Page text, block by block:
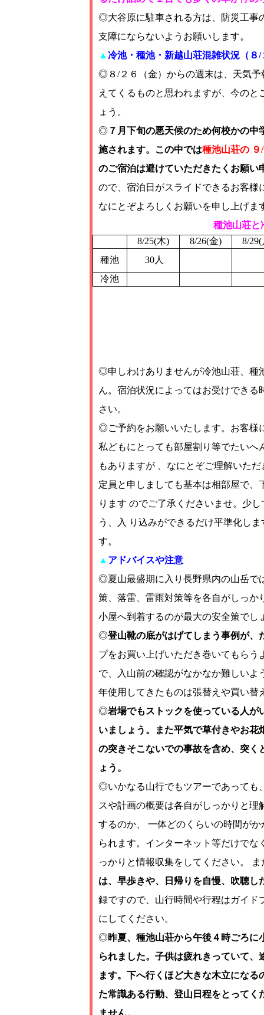
◎大谷原に駐車される方は、防災工事
支障にならないようお願いします。
▲ 冷池・種池・新越山荘混雑状況（８/
◎８/２６（金）からの週末は、天気
えてくるものと思われますが、今の
ょう。
◎７月下旬の悪天候のため何校かの中
施されます。この中では種池山荘の ９
のご宿泊は避けていただきたくお願い
ので、宿泊日がスライドできるお客様
なにとぞよろしくお願いを申し上げま
種池山荘と
8/25(木)
8/26(金)
8/29(
種池
30人
冷池
◎申しわけありませんが冷池山荘、種
ん。宿泊状況によってはお受けでき
さい。
◎ご予約をお願いいたします。お客様
私どもにとっても部屋割り等でたいへ
もありますが 、なにとぞご理解いた
定員と申しましても基本は相部屋で
ります のでご了承くださいませ。少
う、入 り込みができるだけ平準化し
す。
▲ アドバイスや注意
◎夏山最盛期に入り長野県内の山岳で
策、落雷、雷雨対策等を各自がしっか
小屋へ到着するのが最大の安全策でし
◎登山靴の底がはげてしまう事例が、
プをお買い上げいただき巻いてもら
で、入山前の確認がなかなか難しい
年使用してきたものは張替えや買い替
◎岩場でもストックを使っている人が
いましょう。また平気で草付きやお
の突きそこないでの事故を含め、突く
ょう。
◎いかなる山行でもツアーであっても
スや計画の概要は各自がしっかりと
するのか、 一体どのくらいの時間が
られます。インターネット等だけで
っかりと情報収集をしてください。 ま
は、早歩きや、日帰りを自慢、吹聴
録ですので、山行時間や行程はガイド
にしてください。
◎昨夏、種池山荘から午後４時ごろに
られました。子供は疲れきっていて
ます。下へ行くほど大きな木立にな
た常識ある行動、登山日程をとって
ません。